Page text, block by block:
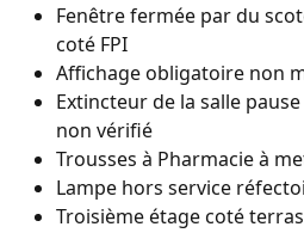
Fenêtre fermée par du
coté FPI
Affichage obligatoire non
Extincteur de la salle
non vérifié
Trousses à Pharmacie à
Lampe hors service
Troisième étage coté